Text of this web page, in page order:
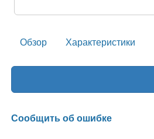
Обзор Характеристики
Сообщить об ошибке